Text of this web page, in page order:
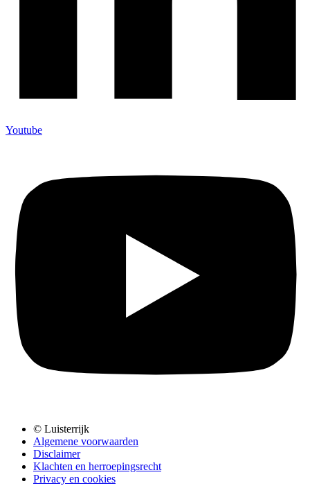
Youtube
© Luisterrijk
Algemene voorwaarden
Disclaimer
Klachten en herroepingsrecht
Privacy en cookies